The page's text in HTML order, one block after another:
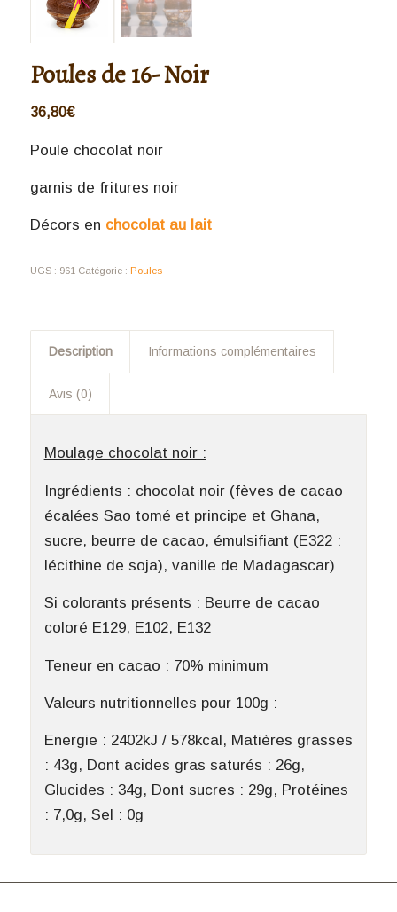
Poules de 16- Noir
36,80€
Poule chocolat noir
garnis de fritures noir
Décors en chocolat au lait
UGS : 961 Catégorie : Poules
Description Informations complémentaires
Avis (0)
Moulage chocolat noir :
Ingrédients : chocolat noir (fèves de cacao
écalées Sao tomé et principe et Ghana,
sucre, beurre de cacao, émulsifiant (E322 :
lécithine de soja), vanille de Madagascar)
Si colorants présents : Beurre de cacao
coloré E129, E102, E132
Teneur en cacao : 70% minimum
Valeurs nutritionnelles pour 100g :
Energie : 2402kJ / 578kcal, Matières grasses
: 43g, Dont acides gras saturés : 26g,
Glucides : 34g, Dont sucres : 29g, Protéines
: 7,0g, Sel : 0g